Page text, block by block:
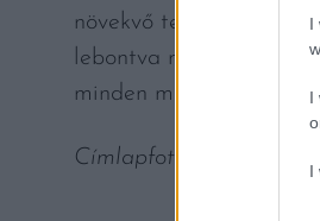
I
I
I
növekvő tendenciát
lebontva mindössze 3
minden magyar.
Címlapfotó: